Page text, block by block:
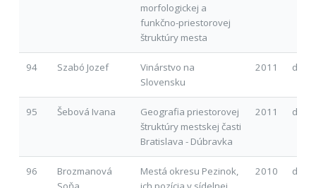
morfologickej a
funkčno-priestorovej
štruktúry mesta
94 Szabó Jozef
Vinárstvo na
Slovensku
2011 d
95 Šebová Ivana
Geografia priestorovej
štruktúry mestskej časti
Bratislava - Dúbravka
2011 d
96
Brozmanová
Mestá okresu Pezinok,
2010 d